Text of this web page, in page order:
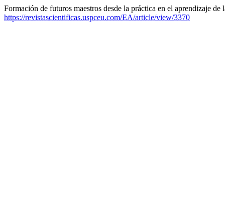
Formación de futuros maestros desde la práctica en el aprendizaje
https://revistascientificas.uspceu.com/EA/article/view/3370